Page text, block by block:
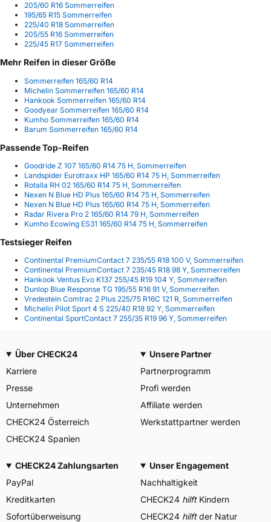
205/60 R16 Sommerreifen
195/65 R15 Sommerreifen
225/40 R18 Sommerreifen
205/55 R16 Sommerreifen
225/45 R17 Sommerreifen
Mehr Reifen in dieser Größe
Sommerreifen 165/60 R14
Michelin Sommerreifen 165/60 R14
Hankook Sommerreifen 165/60 R14
Goodyear Sommerreifen 165/60 R14
Kumho Sommerreifen 165/60 R14
Barum Sommerreifen 165/60 R14
Passende Top-Reifen
Goodride Z 107 165/60 R14 75 H, Sommerreifen
Landspider Eurotraxx HP 165/60 R14 75 H, Sommerreifen
Rotalla RH 02 165/60 R14 75 H, Sommerreifen
Nexen N Blue HD Plus 165/60 R14 75 H, Sommerreifen
Nexen N Blue HD Plus 165/60 R14 75 H, Sommerreifen
Radar Rivera Pro 2 165/60 R14 79 H, Sommerreifen
Kumho Ecowing ES31 165/60 R14 75 H, Sommerreifen
Testsieger Reifen
Continental PremiumContact 7 235/55 R18 100 V, Sommerreifen
Continental PremiumContact 7 235/45 R18 98 Y, Sommerreifen
Hankook Ventus Evo K137 255/45 R19 104 Y, Sommerreifen
Dunlop Blue Response TG 195/55 R16 91 V, Sommerreifen
Vredestein Comtrac 2 Plus 225/75 R16C 121 R, Sommerreifen
Michelin Pilot Sport 4 S 225/40 R18 92 Y, Sommerreifen
Continental SportContact 7 255/35 R19 96 Y, Sommerreifen
Über CHECK24
Karriere
Presse
Unternehmen
CHECK24 Österreich
CHECK24 Spanien
Unsere Partner
Partnerprogramm
Profi werden
Affiliate werden
Werkstattpartner werden
CHECK24 Zahlungsarten
PayPal
Kreditkarten
Sofortüberweisung
Unser Engagement
Nachhaltigkeit
CHECK24 hilftKindern
CHECK24 hilftder Natur